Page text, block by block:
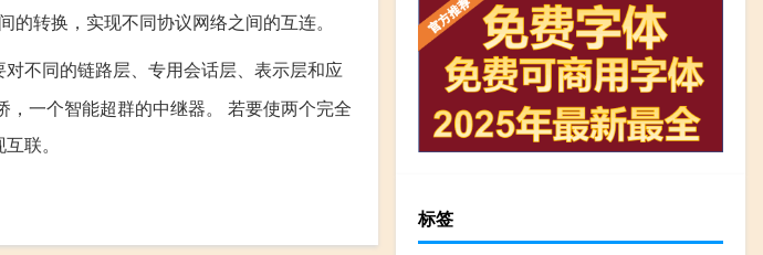
转换，实现不同协议网络之间的互连。
不同的链路层、专用会话层、表示层和应
，一个智能超群的中继器。 若要使两个完全
联。
标签